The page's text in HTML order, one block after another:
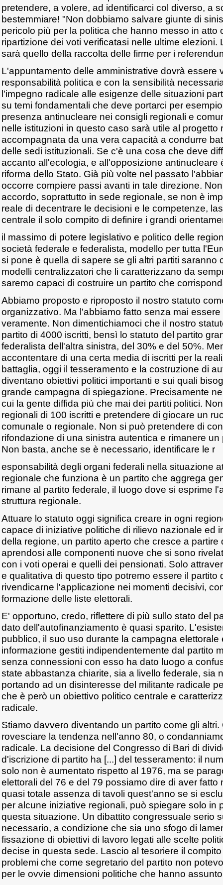
pretendere, a volere, ad identificarci col diverso, a
bestemmiare! "Non dobbiamo salvare giunte di
pericolo più per la politica che hanno messo in atto
ripartizione dei voti verificatasi nelle ultime elezioni.
sarà quello della raccolta delle firme per i
L'appuntamento delle amministrative dovrà essere
responsabilità politica e con la sensibilità
l'impegno radicale alle esigenze delle situazioni
su temi fondamentali che deve portarci per
presenza antinucleare nei consigli regionali e
nelle istituzioni in questo caso sarà utile al progetto
accompagnata da una vera capacità a condurre
delle sedi istituzionali. Se c'è una cosa che deve
accanto all'ecologia, e all'opposizione antinucleare
riforma dello Stato. Già più volte nel passato
occorre compiere passi avanti in tale direzione.
accordo, soprattutto in sede regionale, se non è
reale di decentrare le decisioni e le competenze,
centrale il solo compito di definire i grandi
il massimo di potere legislativo e politico delle
società federale e federalista, modello per tutta
si pone è quella di sapere se gli altri partiti saranno
modelli centralizzatori che li caratterizzano da
saremo capaci di costruire un partito che
Abbiamo proposto e riproposto il nostro statuto
organizzativo. Ma l'abbiamo fatto senza mai
veramente. Non dimentichiamoci che il nostro
partito di 4000 iscritti, bensì lo statuto del partito
federalista dell'altra sinistra, del 30% e del 50%.
accontentare di una certa media di iscritti per la
battaglia, oggi il tesseramento e la costruzione di
diventano obiettivi politici importanti e sui quali
grande campagna di spiegazione. Precisamente
cui la gente diffida più che mai dei partiti politici.
regionali di 100 iscritti e pretendere di giocare un
comunale o regionale. Non si può pretendere di
rifondazione di una sinistra autentica e rimanere un
Non basta, anche se è necessario, identificare le r
esponsabilità degli organi federali nella situazione
regionale che funziona è un partito che aggrega
rimane al partito federale, il luogo dove si esprime
struttura regionale.
Attuare lo statuto oggi significa creare in ogni
capace di iniziative politiche di rilievo nazionale ed
della regione, un partito aperto che cresce a partire
aprendosi alle componenti nuove che si sono
con i voti operai e quelli dei pensionati. Solo
e qualitativa di questo tipo potremo essere il partito
rivendicarne l'applicazione nei momenti decisivi,
formazione delle liste elettorali.
E' opportuno, credo, riflettere di più sullo stato del
dato dell'autofinanziamento è quasi sparito.
pubblico, il suo uso durante la campagna elettorale
informazione gestiti indipendentemente dal partito
senza connessioni con esso ha dato luogo a
state abbastanza chiarite, sia a livello federale, sia
portando ad un disinteresse del militante radicale
che è però un obiettivo politico centrale e
radicale.
Stiamo davvero diventando un partito come gli altri.
rovesciare la tendenza nell'anno 80, o
radicale. La decisione del Congresso di Bari di
d'iscrizione di partito ha [...] del tesseramento: il
solo non è aumentato rispetto al 1976, ma se
elettorali del 76 e del 79 possiamo dire di aver fatto
quasi totale assenza di tavoli quest'anno se si
per alcune iniziative regionali, può spiegare solo in
questa situazione. Un dibattito congressuale serio
necessario, a condizione che sia uno sfogo di
fissazione di obiettivi di lavoro legati alle scelte
decise in questa sede. Lascio al tesoriere il
problemi che come segretario del partito non
per le ovvie dimensioni politiche che hanno